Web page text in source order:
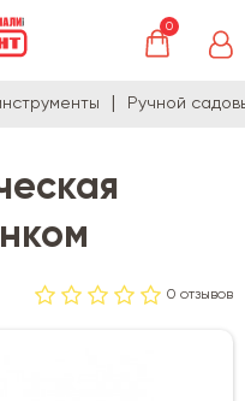
0
Ручной
0 отзывов